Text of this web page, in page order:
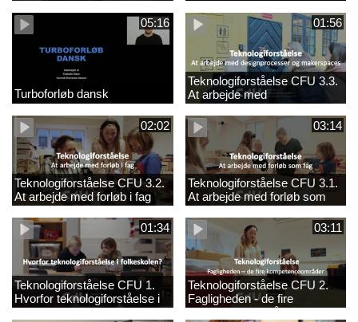
05:16
Turboforløb dansk
01:56
Teknologiforståelse CFU 3.3.
At arbejde med
designprocesser og
makerspaces
02:02
Teknologiforståelse CFU 3.2.
At arbejde med forløb i fag
03:14
Teknologiforståelse CFU 3.1.
At arbejde med forløb som
fag
01:34
Teknologiforståelse CFU 1.
Hvorfor teknologiforståelse i
folkeskolen?
03:11
Teknologiforståelse CFU 2.
Fagligheden - de fire
kompetenceområder